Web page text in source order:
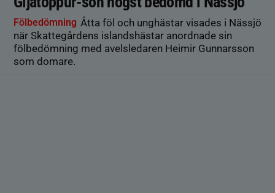
Fölbedömning Åtta föl och unghästar visades i Nässjö
när Skattegårdens islandshästar anordnade sin
fölbedömning med avelsledaren Heimir Gunnarsson
som domare.